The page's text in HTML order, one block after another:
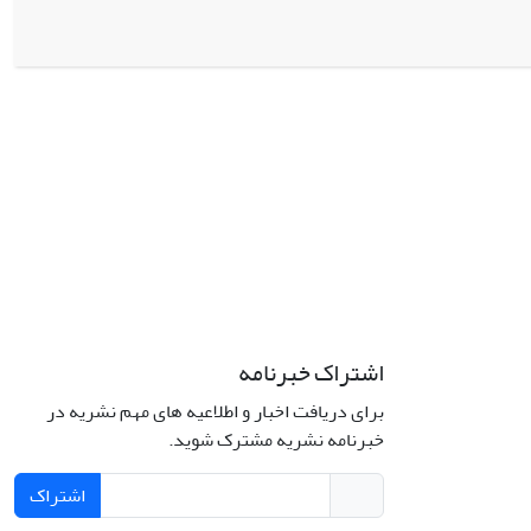
اشتراک خبرنامه
برای دریافت اخبار و اطلاعیه های مهم نشریه در
خبرنامه نشریه مشترک شوید.
اشتراک